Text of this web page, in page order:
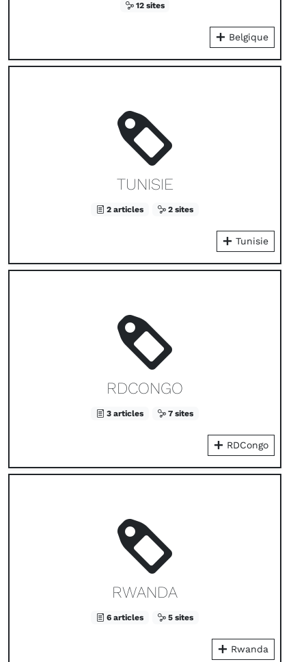
12 sites
Belgique
TUNISIE
2 articles 2 sites
Tunisie
RDCONGO
3 articles 7 sites
RDCongo
RWANDA
6 articles 5 sites
Rwanda